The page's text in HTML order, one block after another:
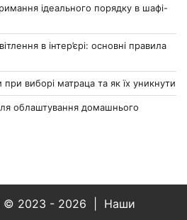
ідеального порядку в шафі-
в інтер’єрі: основні правила
виборі матраца та як їх уникнути
облаштування домашнього
© 2023 - 2026 | Наши